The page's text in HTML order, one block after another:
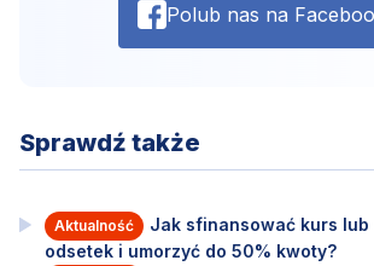
Polub nas na
Sprawdź także
Aktualność
Jak sfinansować kurs lub
odsetek i umorzyć do 50% kwoty?